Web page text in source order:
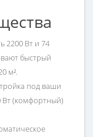
2200 Вт и 74
быстрый
м².
под ваши
(комфортный)